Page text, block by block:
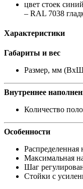
цвет стоек
– RAL 7038
Характеристики
Габариты и вес
Размер, мм
Внутреннее
Количество
Особенности
Распределенная
Максимальная
Шаг
Стойки с